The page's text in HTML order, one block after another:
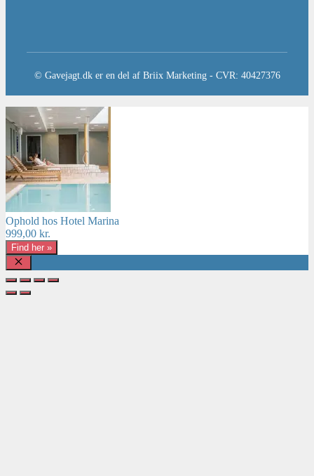
© Gavejagt.dk er en del af Briix Marketing - CVR: 40427376
Ophold hos Hotel Marina
999,00 kr.
Find her »
Luk